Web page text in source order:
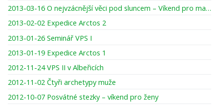
2013-03-16 O nejvzácnější věci pod sluncem – Víkend pro maminky a dcery
2013-02-02 Expedice Arctos 2
2013-01-26 Seminář VPS I
2013-01-19 Expedice Arctos 1
2012-11-24 VPS II v Albeřicích
2012-11-02 Čtyři archetypy muže
2012-10-07 Posvátné stezky – víkend pro ženy